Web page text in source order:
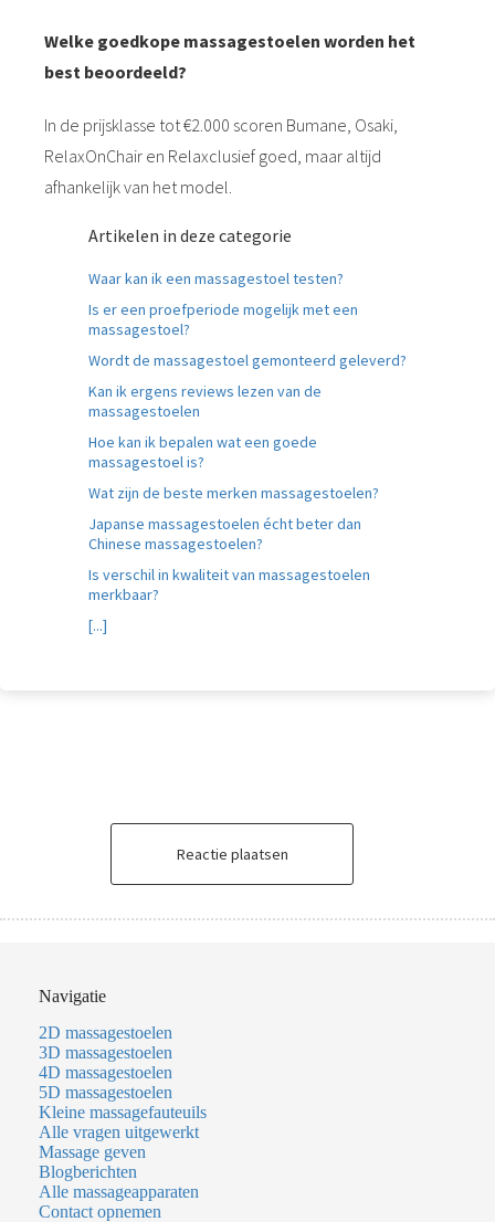
Welke goedkope massagestoelen worden het
best beoordeeld?
In de prijsklasse tot €2.000 scoren Bumane, Osaki,
RelaxOnChair en Relaxclusief goed, maar altijd
afhankelijk van het model.
Artikelen in deze categorie
Waar kan ik een massagestoel testen?
Is er een proefperiode mogelijk met een
massagestoel?
Wordt de massagestoel gemonteerd geleverd?
Kan ik ergens reviews lezen van de
massagestoelen
Hoe kan ik bepalen wat een goede
massagestoel is?
Wat zijn de beste merken massagestoelen?
Japanse massagestoelen écht beter dan
Chinese massagestoelen?
Is verschil in kwaliteit van massagestoelen
merkbaar?
[...]
Reactie plaatsen
Navigatie
2D massagestoelen
3D massagestoelen
4D massagestoelen
5D massagestoelen
Kleine massagefauteuils
Alle vragen uitgewerkt
Massage geven
Blogberichten
Alle massageapparaten
Contact opnemen